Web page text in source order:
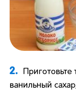
2.
Приготовьте
ванильный